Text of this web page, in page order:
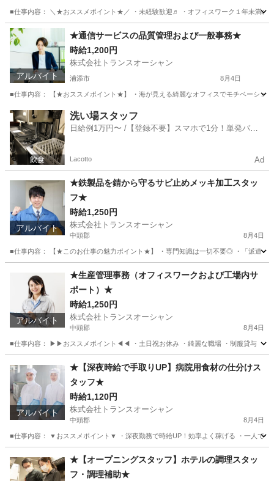
■仕事内容： ＼★おススメポイント★／ ・未経験歓迎♬ ・オフィスワーク１年未
沖縄 うるま市 その他 スタッフ
アルバイト
★通信サービスの品質管理および一般事務★
時給1,200円
株式会社トランスオーシャン
浦添市 8月4日
■仕事内容： 【★おススメポイント★】 ・海が見える綺麗なオフィスでモチベーショ
沖縄 浦添市 一般事務 立体駐車場
洗い場スタッフ
日給例1万円〜 /【登録不要】スマホで1分！単発バイ
Lacotto Ad
アルバイト
★鉄製品を錆から守るサビ止めメッキ加工スタッ
フ★
時給1,250円
株式会社トランスオーシャン
中頭郡 8月4日
■仕事内容： 【★このお仕事の魅力ポイント★】 ・専門知識は一切不要◎ ・「派遣→
工場 スタッフ
アルバイト
★生産管理事務（オフィスワークおよび工場内サ
ポート）★
時給1,250円
株式会社トランスオーシャン
中頭郡 8月4日
■仕事内容： ▶▶おススメポイント◀◀ ・土日祝お休み ・綺麗な職場 ・制服貸与 ・頑
その他 スタッフ
アルバイト
★【深夜時給で手取りUP】病院用食材の仕分けス
タッフ★
時給1,120円
株式会社トランスオーシャン
中頭郡 8月4日
■仕事内容： ▼おススメポイント▼ ・深夜勤務で時給UP！効率よく稼げる ・一
工場 スタッフ
★【オープニングスタッフ】ホテルの調理スタッ
フ・調理補助★